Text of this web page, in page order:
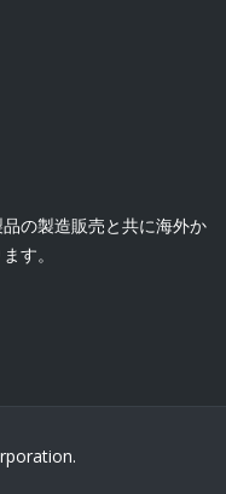
の製造販売と共に海外か
す。